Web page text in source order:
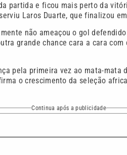
partida e ficou mais perto da
Laros Duarte, que finalizou
não ameaçou o gol
grande chance cara a cara
pela primeira vez ao mata-
o crescimento da seleção
Continua após a publicidade